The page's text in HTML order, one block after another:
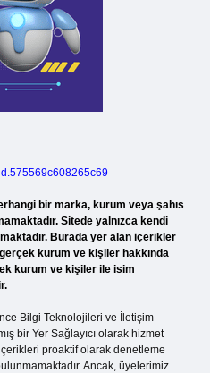
bir marka, kurum veya şahıs
Sitede yalnızca kendi
Burada yer alan içerikler
kurum ve kişiler hakkında
kurum ve kişiler ile isim
Bilgi Teknolojileri ve İletişim
bir Yer Sağlayıcı olarak hizmet
proaktif olarak denetleme
Ancak, üyelerimiz